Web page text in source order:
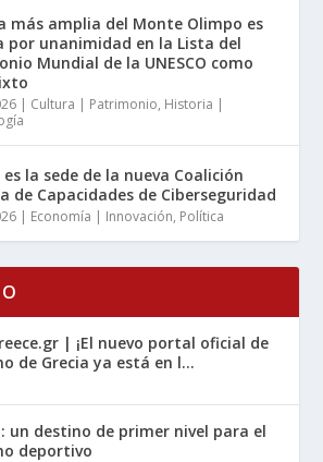
más amplia del Monte Olimpo es
por unanimidad en la Lista del
Mundial de la UNESCO como
| Cultura | Patrimonio, Historia |
la sede de la nueva Coalición
de Capacidades de Ciberseguridad
| Economía | Innovación, Política
| ¡El nuevo portal oficial de
de Grecia ya está en l...
un destino de primer nivel para el
deportivo